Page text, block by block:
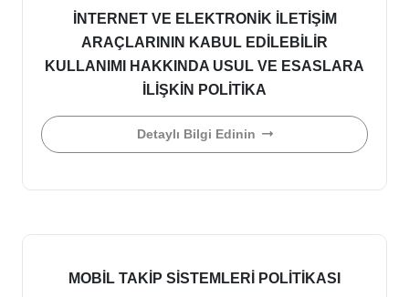
İNTERNET VE ELEKTRONİK İLETİŞİM
ARAÇLARININ KABUL EDİLEBİLİR
KULLANIMI HAKKINDA USUL VE ESASLARA
İLİŞKİN POLİTİKA
Detaylı Bilgi Edinin
MOBİL TAKİP SİSTEMLERİ POLİTİKASI